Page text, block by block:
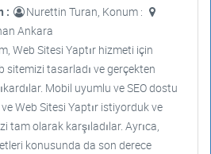
:
Nurettin Turan, Konum :
Ankara
Web Sitesi Yaptır hizmeti için
sitemizi tasarladı ve gerçekten
Mobil uyumlu ve SEO dostu
Web Sitesi Yaptır istiyorduk ve
tam olarak karşıladılar. Ayrıca,
konusunda da son derece